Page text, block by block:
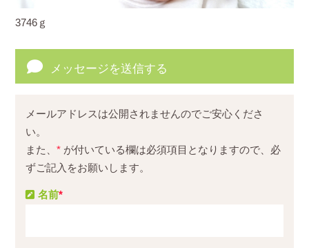
3746ｇ
メッセージを送信する
メールアドレスは公開されませんのでご安心くださ
い。
また、* が付いている欄は必須項目となりますので、必
ずご記入をお願いします。
名前*